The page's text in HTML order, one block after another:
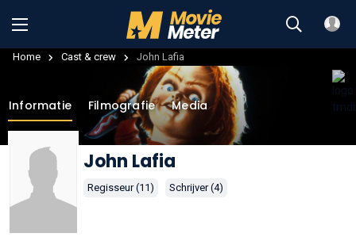
Home Cast & crew John Lafia
Informatie Filmografie Media
John Lafia
Regisseur (11) Schrijver (4)